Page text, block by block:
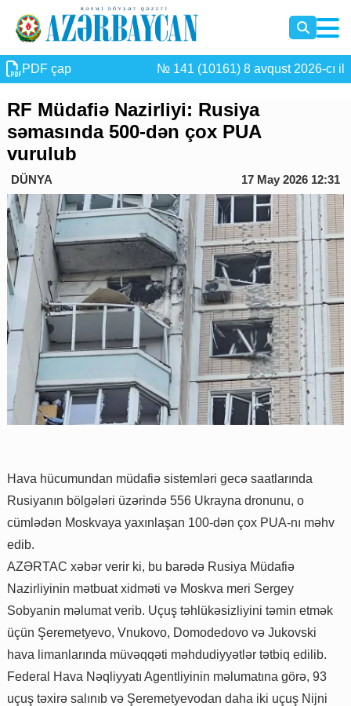
PDF çap № 141 (10161) 8 avqust 2026-cı il
RF Müdafiə Nazirliyi: Rusiya
səmasında 500-dən çox PUA
vurulub
DÜNYA 17 May 2026 12:31
Hava hücumundan müdafiə sistemləri gecə saatlarında
Rusiyanın bölgələri üzərində 556 Ukrayna dronunu, o
cümlədən Moskvaya yaxınlaşan 100-dən çox PUA-nı məhv
edib.
AZƏRTAC xəbər verir ki, bu barədə Rusiya Müdafiə
Nazirliyinin mətbuat xidməti və Moskva meri Sergey
Sobyanin məlumat verib. Uçuş təhlükəsizliyini təmin etmək
üçün Şeremetyevo, Vnukovo, Domodedovo və Jukovski
hava limanlarında müvəqqəti məhdudiyyətlər tətbiq edilib.
Federal Hava Nəqliyyatı Agentliyinin məlumatına görə, 93
uçuş təxirə salınıb və Şeremetyevodan daha iki uçuş Nijni